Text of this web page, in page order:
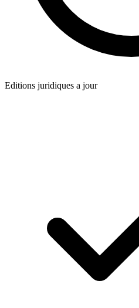
Editions juridiques a jour